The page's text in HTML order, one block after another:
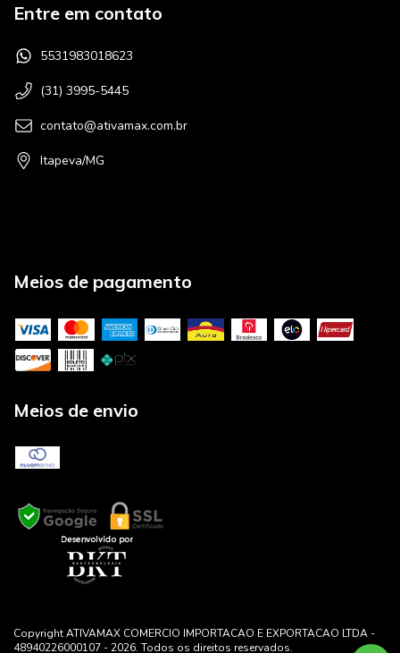
Entre em contato
5531983018623
(31) 3995-5445
contato@ativamax.com.br
Itapeva/MG
Meios de pagamento
Meios de envio
Copyright ATIVAMAX COMERCIO IMPORTACAO E EXPORTACAO LTDA -
48940226000107 - 2026. Todos os direitos reservados.